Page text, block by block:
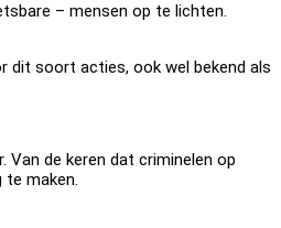
– mensen op te lichten.
dit soort acties, ook wel bekend als
de keren dat criminelen op
te maken.